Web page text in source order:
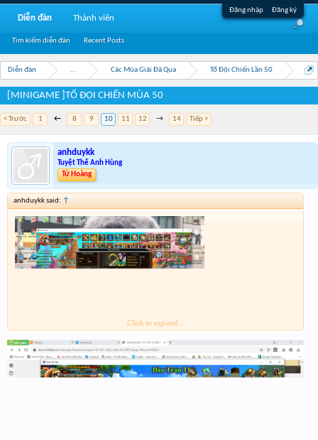
Đăng nhập Đăng ký
Diễn đàn ... Các Mùa Giải Đã Qua Tổ Đội Chiến Lần 50
[MINIGAME ]TỔ ĐỘI CHIẾN MÙA 50
< Trước 1 ← 8 9 10 11 12 → 14 Tiếp >
anhduykk
Tuyệt Thế Anh Hùng
Tứ Hoàng
anhduykk said: ↑
Click to expand...
Diễn đàn
Tìm kiếm diễn đàn Recent Posts
Thành viên